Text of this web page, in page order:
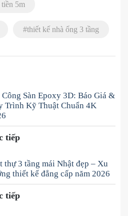
5m
#thiết kế nhà ống 3 tầng
Sàn Epoxy 3D: Báo Giá &
Trình Kỹ Thuật Chuẩn 4K
tiếp
thự 3 tầng mái Nhật đẹp – Xu
thiết kế đẳng cấp năm 2026
tiếp